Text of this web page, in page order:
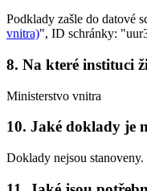
Podklady zašle do datové
vnitra)", ID schránky:
8. Na které instituci
Ministerstvo vnitra
10. Jaké doklady je
Doklady nejsou stanoveny.